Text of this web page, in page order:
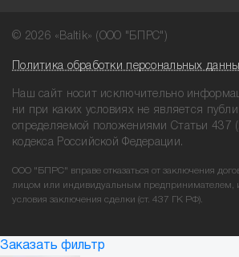
© 2026 «Baltik» (ООО "БПРС")
Политика обработки персональных
Наш сайт носит исключительно
ни при
каких условиях не является
определяемой положениями Статьи 437
кодекса Российской Федерации.
ООО "БПРС" вправе отказаться от заключения
лицом или индивидуальным предпринимателем,
условия заключения сделки (ст. 437 ГК РФ).
Заказать фильтр